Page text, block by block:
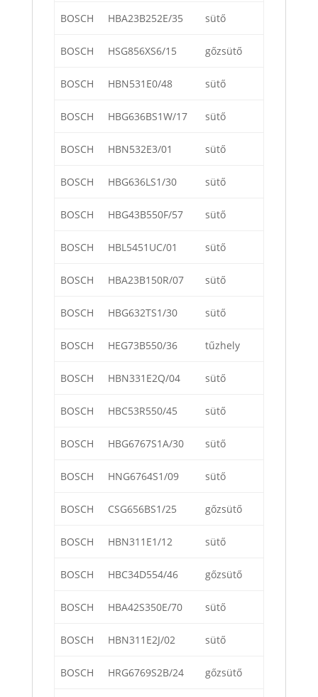
BOSCH HBA23B252E/35 sütő
BOSCH HSG856XS6/15 gőzsütő
BOSCH HBN531E0/48 sütő
BOSCH HBG636BS1W/17 sütő
BOSCH HBN532E3/01 sütő
BOSCH HBG636LS1/30 sütő
BOSCH HBG43B550F/57 sütő
BOSCH HBL5451UC/01 sütő
BOSCH HBA23B150R/07 sütő
BOSCH HBG632TS1/30 sütő
BOSCH HEG73B550/36 tűzhely
BOSCH HBN331E2Q/04 sütő
BOSCH HBC53R550/45 sütő
BOSCH HBG6767S1A/30 sütő
BOSCH HNG6764S1/09 sütő
BOSCH CSG656BS1/25 gőzsütő
BOSCH HBN311E1/12 sütő
BOSCH HBC34D554/46 gőzsütő
BOSCH HBA42S350E/70 sütő
BOSCH HBN311E2J/02 sütő
BOSCH HRG6769S2B/24 gőzsütő